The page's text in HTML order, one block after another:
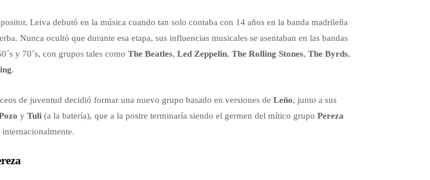
Leiva debutó en la música cuando tan solo contaba con 14 años en la banda madrileña
Nunca ocultó que durante esa etapa, sus influencias musicales se asentaban en las bandas
y 70´s, con grupos tales como The Beatles, Led Zeppelin, The Rolling Stones, The Byrds,
.
de juventud decidió formar una nuevo grupo basado en versiones de Leño, junto a sus
y Tuli(a la batería), que a la postre terminaría siendo el germen del mítico grupo Pereza